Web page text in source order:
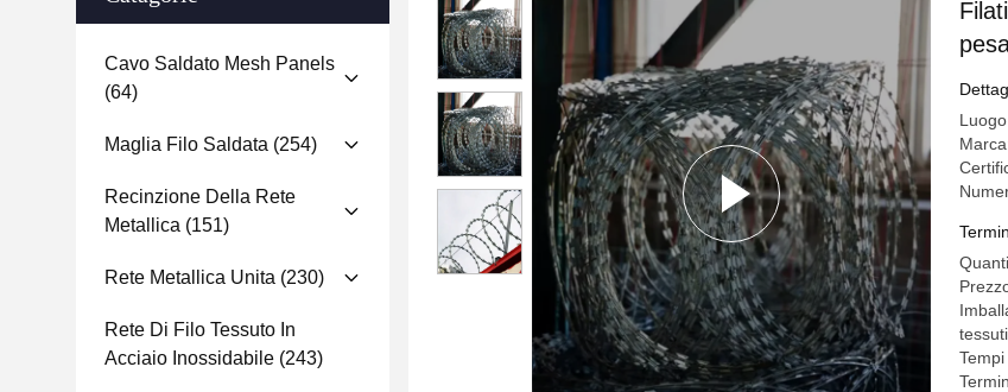
Cavo Saldato Mesh Panels
(64)
Maglia Filo Saldata (254)
Recinzione Della Rete
Metallica (151)
Rete Metallica Unita (230)
Rete Di Filo Tessuto In
Acciaio Inossidabile (243)
tessuti